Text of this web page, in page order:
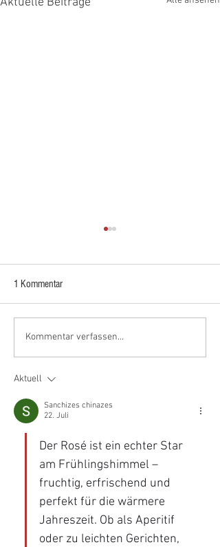
Die Kunst des Loslassens...
1 Kommentar
Kommentar verfassen...
Aktuell
Sanchizes chinazes
22. Juli
Der Rosé ist ein echter Star
am Frühlingshimmel –
fruchtig, erfrischend und
perfekt für die wärmere
Jahreszeit. Ob als Aperitif
oder zu leichten Gerichten,